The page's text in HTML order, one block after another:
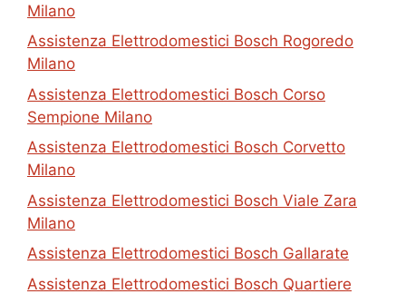
Milano
Assistenza Elettrodomestici Bosch Rogoredo
Milano
Assistenza Elettrodomestici Bosch Corso
Sempione Milano
Assistenza Elettrodomestici Bosch Corvetto
Milano
Assistenza Elettrodomestici Bosch Viale Zara
Milano
Assistenza Elettrodomestici Bosch Gallarate
Assistenza Elettrodomestici Bosch Quartiere